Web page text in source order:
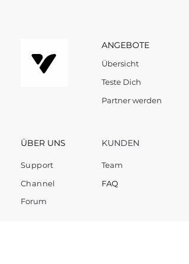
ANGEBOTE
Übersicht
Teste Dich
Partner werden
ÜBER UNS
Support
Channel
KUNDEN
Team
FAQ
Forum